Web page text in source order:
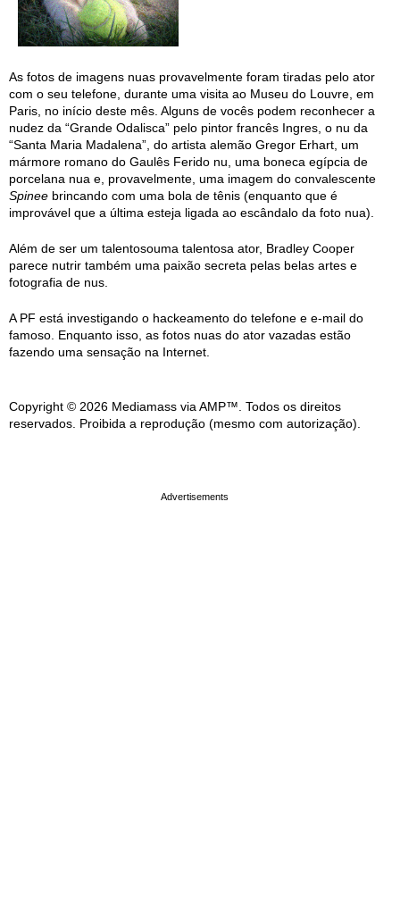
As fotos de imagens nuas provavelmente foram tiradas pelo ator
com o seu telefone, durante uma visita ao Museu do Louvre, em
Paris, no início deste mês. Alguns de vocês podem reconhecer a
nudez da “Grande Odalisca” pelo pintor francês Ingres, o nu da
“Santa Maria Madalena”, do artista alemão Gregor Erhart, um
mármore romano do Gaulês Ferido nu, uma boneca egípcia de
porcelana nua e, provavelmente, uma imagem do convalescente
Spinee brincando com uma bola de tênis (enquanto que é
improvável que a última esteja ligada ao escândalo da foto nua).
Além de ser um talentosouma talentosa ator, Bradley Cooper
parece nutrir também uma paixão secreta pelas belas artes e
fotografia de nus.
A PF está investigando o hackeamento do telefone e e-mail do
famoso. Enquanto isso, as fotos nuas do ator vazadas estão
fazendo uma sensação na Internet.
Copyright © 2026 Mediamass via AMP™. Todos os direitos
reservados. Proibida a reprodução (mesmo com autorização).